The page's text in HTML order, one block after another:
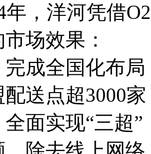
洋河凭借
场效果：
全国化布局
送点超3000
实现“三超”